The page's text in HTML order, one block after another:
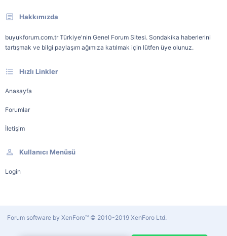
Hakkımızda
buyukforum.com.tr Türkiye'nin Genel Forum Sitesi. Sondakika haberlerini
tartışmak ve bilgi paylaşım ağımıza katılmak için lütfen üye olunuz.
Hızlı Linkler
Anasayfa
Forumlar
İletişim
Kullanıcı Menüsü
Login
Forum software by XenForo™ © 2010-2019 XenForo Ltd.